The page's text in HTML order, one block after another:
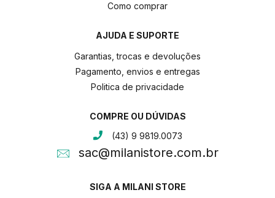
Como comprar
AJUDA E SUPORTE
Garantias, trocas e devoluções
Pagamento, envios e entregas
Politica de privacidade
COMPRE OU DÚVIDAS
(43) 9 9819.0073
sac@milanistore.com.br
SIGA A MILANI STORE